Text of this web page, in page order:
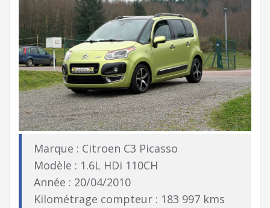
Marque : Citroen C3 Picasso
Modèle : 1.6L HDi 110CH
Année : 20/04/2010
Kilométrage compteur : 183 997 kms